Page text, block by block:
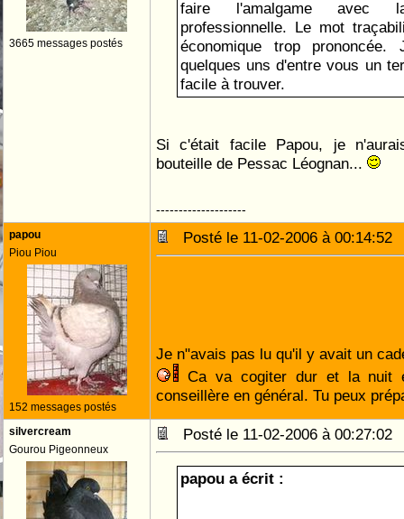
3665 messages postés
faire l'amalgame avec
professionnelle. Le mot
économique trop prononcée.
quelques uns d'entre vous un
facile à trouver.
Si c'était facile Papou, je
bouteille de Pessac Léognan...
--------------------
papou
Piou Piou
152 messages postés
Posté le 11-02-2006 à
Je n"avais pas lu qu'il y avait un
Ca va cogiter dur et la nuit
conseillère en général. Tu peux
silvercream
Gourou Pigeonneux
Posté le 11-02-2006 à
papou a écrit :